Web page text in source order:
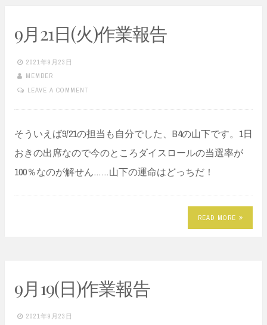
9月21日(火)作業報告
2021年9月23日
MEMBER
LEAVE A COMMENT
そういえば9/21の担当も自分でした、B4の山下です。1日
おきの出席なので今のところダイスロールの当選率が
100％なのが解せん……山下の運命はどっちだ！
READ MORE
9月19(日)作業報告
2021年9月23日